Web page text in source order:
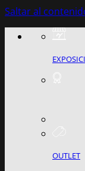
Saltar al
OUTLET